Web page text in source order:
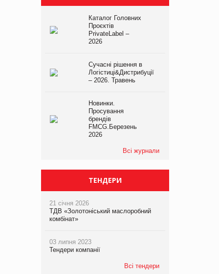
Каталог Головних
Проєктів
PrivateLabel –
2026
Сучасні рішення в
Логістиці&Дистрибуції
– 2026. Травень
Новинки.
Просування
брендів
FMCG.Березень
2026
Всі журнали
ТЕНДЕРИ
21 січня 2026
ТДВ «Золотоніський маслоробний
комбінат»
03 липня 2023
Тендери компанії
Всі тендери